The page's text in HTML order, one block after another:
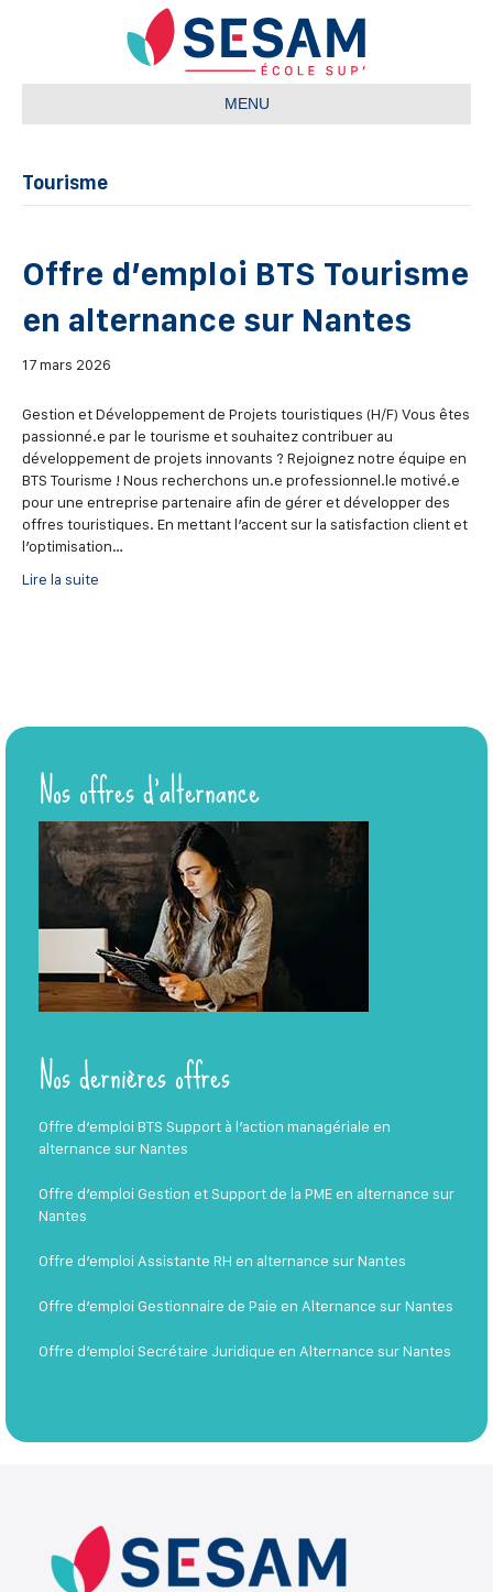
MENU
Tourisme
Offre d’emploi BTS Tourisme
en alternance sur Nantes
17 mars 2026
Gestion et Développement de Projets touristiques (H/F) Vous êtes
passionné.e par le tourisme et souhaitez contribuer au
développement de projets innovants ? Rejoignez notre équipe en
BTS Tourisme ! Nous recherchons un.e professionnel.le motivé.e
pour une entreprise partenaire afin de gérer et développer des
offres touristiques. En mettant l’accent sur la satisfaction client et
l’optimisation…
Lire la suite
Nos offres d’alternance
Nos dernières offres
Offre d’emploi BTS Support à l’action managériale en
alternance sur Nantes
Offre d’emploi Gestion et Support de la PME en alternance sur
Nantes
Offre d’emploi Assistante RH en alternance sur Nantes
Offre d’emploi Gestionnaire de Paie en Alternance sur Nantes
Offre d’emploi Secrétaire Juridique en Alternance sur Nantes